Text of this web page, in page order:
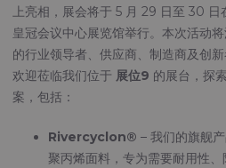
上亮相，展会将于 5 月 29 日至 30
皇冠会议中心展览馆举行。本次活动
的行业领导者、供应商、制造商及创新
欢迎莅临我们位于 展位9 的展台，探
案，包括：
Rivercyclon® – 我们的旗舰
聚丙烯面料，专为需要耐用性